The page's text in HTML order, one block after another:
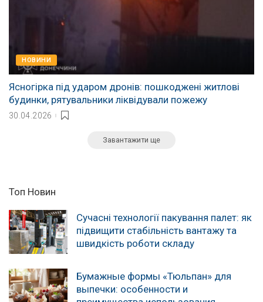
НОВИНИ
Ясногірка під ударом дронів: пошкоджені житлові
будинки, рятувальники ліквідували пожежу
30.04.2026
Завантажити ще
Топ Новин
Сучасні технології пакування палет: як
підвищити стабільність вантажу та
швидкість роботи складу
Бумажные формы «Тюльпан» для
выпечки: особенности и